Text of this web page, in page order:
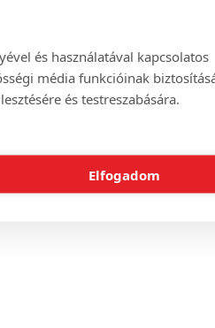
és használatával kapcsolatos
média funkcióinak
és testreszabására.
Elfogadom
bemutatása,
illetve
13-17, hétvégén 8-12 óra között.